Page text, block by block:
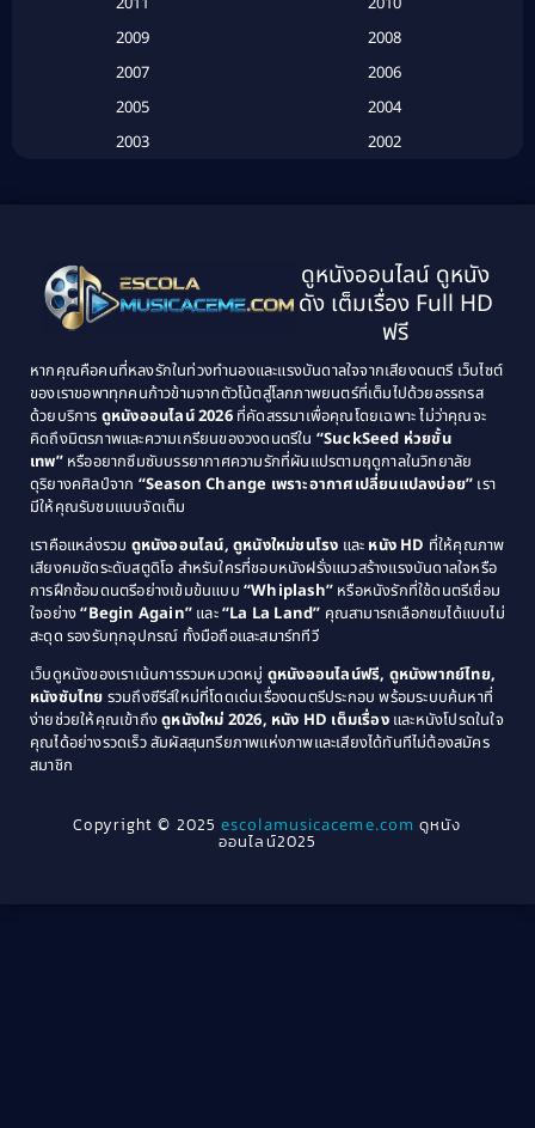
Classic หนังคลาสสิก(25)
Classic หนังคลาสสิก(134)
Classic หนังคลาสสิก(21)
Comedy ตลก(515)
Comedy ตลก(46)
Coming of Age ก้าวพ้นวัย(1)
Coming-of-Age(3)
Community(1)
Crime อาชญากรรม(289)
Cult Film(4)
2009
2008
2007
2006
2005
2004
2003
2002
1995
1994
1993
1992
1989
1988
1987
1986
1985
1984
1983
1982
1979
1978
1976
1975
1974
1971
1970
1969
1968
1964
1963
1940
ดูหนังออนไลน์ ดูหนัง
ดัง เต็มเรื่อง Full HD
ฟรี
หากคุณคือคนที่หลงรักในท่วงทำนองและแรงบันดาลใจจากเสียงดนตรี เว็บไซต์
ของเราขอพาทุกคนก้าวข้ามจากตัวโน้ตสู่โลกภาพยนตร์ที่เต็มไปด้วยอรรถรส
ด้วยบริการ ดูหนังออนไลน์ 2026ที่คัดสรรมาเพื่อคุณโดยเฉพาะ ไม่ว่าคุณจะ
คิดถึงมิตรภาพและความเกรียนของวงดนตรีใน “SuckSeed ห่วยขั้น
เทพ”หรืออยากซึมซับบรรยากาศความรักที่ผันแปรตามฤดูกาลในวิทยาลัย
ดุริยางคศิลป์จาก “Season Change เพราะอากาศเปลี่ยนแปลงบ่อย” เรา
มีให้คุณรับชมแบบจัดเต็ม
เราคือแหล่งรวม ดูหนังออนไลน์, ดูหนังใหม่ชนโรง และ หนัง HD ที่ให้คุณภาพ
เสียงคมชัดระดับสตูดิโอ สำหรับใครที่ชอบหนังฝรั่งแนวสร้างแรงบันดาลใจหรือ
การฝึกซ้อมดนตรีอย่างเข้มข้นแบบ “Whiplash” หรือหนังรักที่ใช้ดนตรีเชื่อม
ใจอย่าง“Begin Again” และ“La La Land” คุณสามารถเลือกชมได้แบบไม่
สะดุด รองรับทุกอุปกรณ์ ทั้งมือถือและสมาร์ททีวี
เว็บดูหนังของเราเน้นการรวมหมวดหมู่ ดูหนังออนไลน์ฟรี, ดูหนังพากย์ไทย,
หนังซับไทย รวมถึงซีรีส์ใหม่ที่โดดเด่นเรื่องดนตรีประกอบ พร้อมระบบค้นหาที่
ง่ายช่วยให้คุณเข้าถึงดูหนังใหม่ 2026, หนัง HD เต็มเรื่องและหนังโปรดในใจ
คุณได้อย่างรวดเร็ว สัมผัสสุนทรียภาพแห่งภาพและเสียงได้ทันทีไม่ต้องสมัคร
สมาชิก
Copyright © 2025escolamusicaceme.com ดูหนัง
ออนไลน์2025